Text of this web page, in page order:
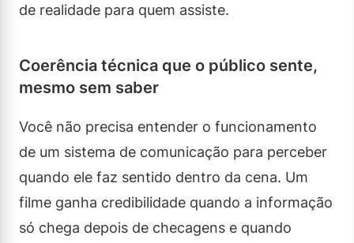
de realidade para quem assiste.
Coerência técnica que o público sente,
mesmo sem saber
Você não precisa entender o funcionamento
de um sistema de comunicação para perceber
quando ele faz sentido dentro da cena. Um
filme ganha credibilidade quando a informação
só chega depois de checagens e quando